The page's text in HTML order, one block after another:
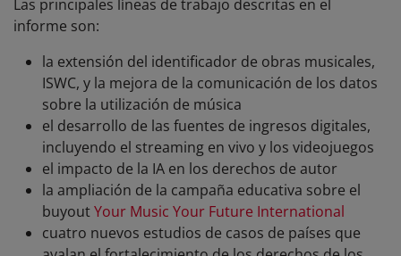
Las principales líneas de trabajo descritas en el
informe son:
la extensión del identificador de obras musicales,
ISWC, y la mejora de la comunicación de los datos
sobre la utilización de música
el desarrollo de las fuentes de ingresos digitales,
incluyendo el streaming en vivo y los videojuegos
el impacto de la IA en los derechos de autor
la ampliación de la campaña educativa sobre el
buyoutYour Music Your Future International
cuatro nuevos estudios de casos de países que